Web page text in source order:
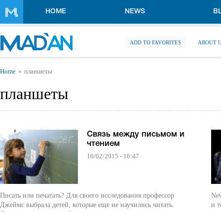
HOME NEWS
ADD TO FAVORITES ABOUT
You are here
Home планшеты
планшеты
Cвязь между письмом и
чтением
16/02/2015 - 16:47
Писать или печатать? Для своего исследования профессор
Джеймс выбрала детей, которые еще не научились читать.
и